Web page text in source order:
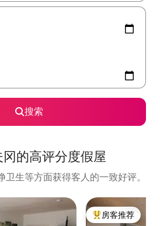
搜索
的高评分度假屋
生等方面获得客人的一致好评。
热门「房客推荐」
房客推荐